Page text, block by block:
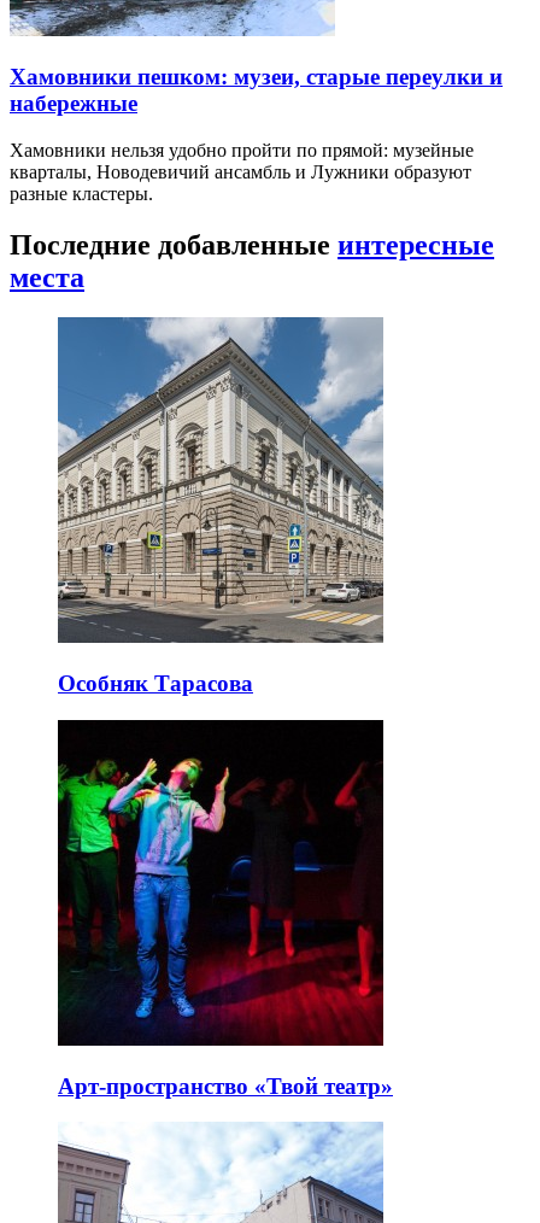
Хамовники пешком: музеи, старые переулки и
набережные
Хамовники нельзя удобно пройти по прямой: музейные
кварталы, Новодевичий ансамбль и Лужники образуют
разные кластеры.
Последние добавленные интересные
места
Особняк Тарасова
Арт-пространство «Твой театр»